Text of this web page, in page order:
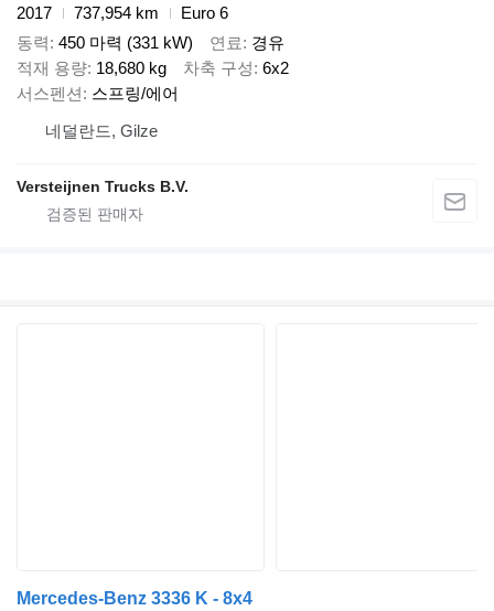
2017
737,954 km
Euro 6
동력 450 마력 (331 kW) 연료
경유
적재 용량 18,680 kg 차축 구성 6x2
서스펜션
스프링/에어
네덜란드, Gilze
Versteijnen Trucks B.V.
Mercedes-Benz 3336 K - 8x4